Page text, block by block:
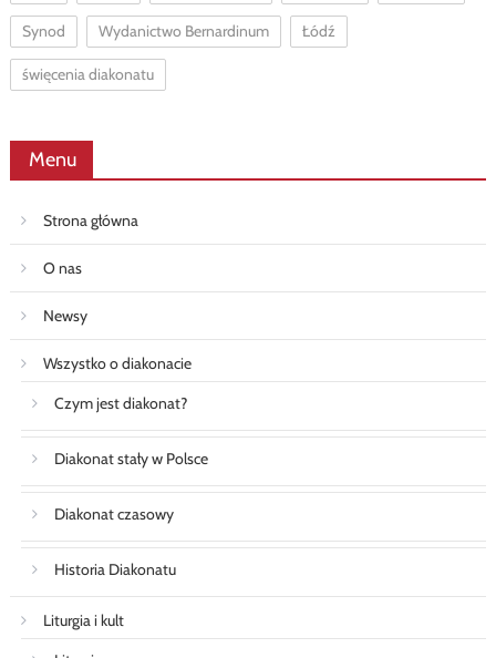
Synod Wydanictwo Bernardinum Łódź
święcenia diakonatu
Menu
Strona główna
O nas
Newsy
Wszystko o diakonacie
Czym jest diakonat?
Diakonat stały w Polsce
Diakonat czasowy
Historia Diakonatu
Liturgia i kult